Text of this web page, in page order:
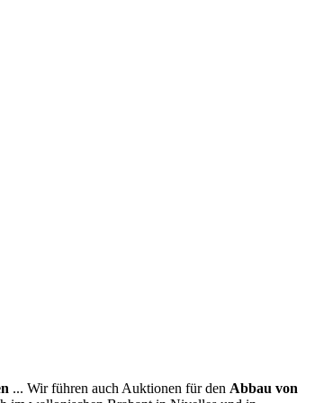
... Wir führen auch Auktionen für den Abbau von